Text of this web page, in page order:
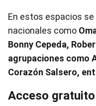
En estos espacios
nacionales como
Bonny Cepeda,
agrupaciones como
Corazón Salsero,
Acceso